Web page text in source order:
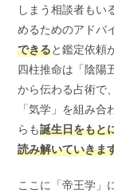
しまう相談者もい
めるためのアドバ
できると鑑定依頼
四柱推命は「陰陽
から伝わる占術で
「気学」を組み
らも誕生日をもと
読み解いていきま
ここに「帝王学」